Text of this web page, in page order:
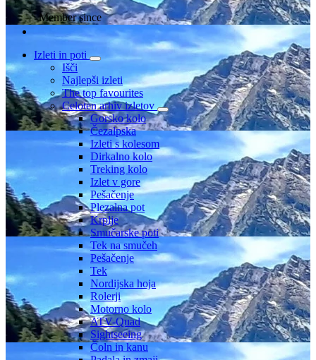
Member since
Izleti in poti
Išči
Najlepši izleti
The top favourites
Celoten arhiv izletov
Gorsko kolo
Čezalpska
Izleti s kolesom
Dirkalno kolo
Treking kolo
Izlet v gore
Pešačenje
Plezalna pot
Krplje
Smučarske poti
Tek na smučeh
Pešačenje
Tek
Nordijska hoja
Rolerji
Motorno kolo
ATV-Quad
Sightseeing
Čoln in kanu